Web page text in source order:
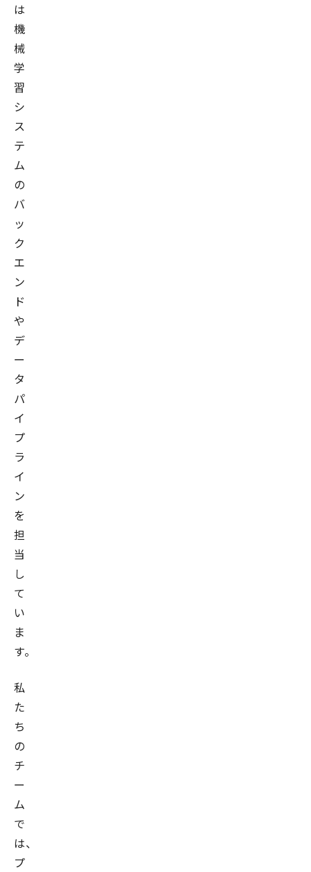
は
機
械
学
習
シ
ス
テ
ム
の
バ
ッ
ク
エ
ン
ド
や
デ
ー
タ
パ
イ
プ
ラ
イ
ン
を
担
当
し
て
い
ま
す。
私
た
ち
の
チ
ー
ム
で
は、
プ